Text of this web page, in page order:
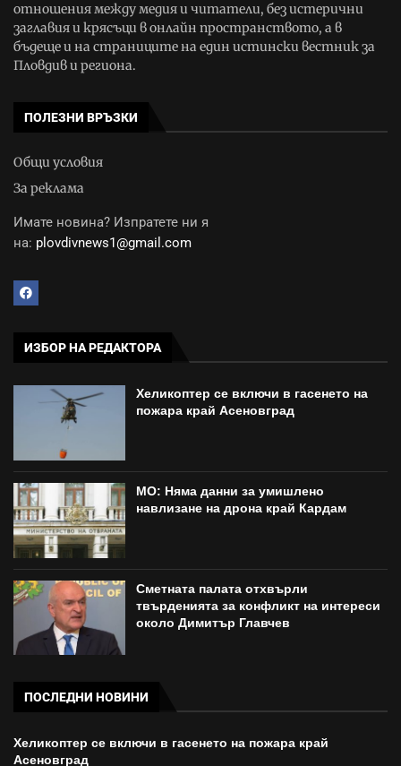
отношения между медия и читатели, без истерични
заглавия и крясъци в онлайн пространството, а в
бъдеще и на страниците на един истински вестник за
Пловдив и региона.
ПОЛЕЗНИ ВРЪЗКИ
Общи условия
За реклама
Имате новина? Изпратете ни я
на: plovdivnews1@gmail.com
ИЗБОР НА РЕДАКТОРА
Хеликоптер се включи в гасенето на
пожара край Асеновград
МО: Няма данни за умишлено
навлизане на дрона край Кардам
Сметната палата отхвърли
твърденията за конфликт на интереси
около Димитър Главчев
ПОСЛЕДНИ НОВИНИ
Хеликоптер се включи в гасенето на пожара край
Асеновград